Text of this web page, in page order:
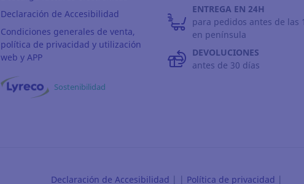
Declaración de Accesibilidad
Condiciones generales de venta,
política de privacidad y utilización
web y APP
Sostenibilidad
ENTREGA EN 24H
para pedidos antes de las
en península
DEVOLUCIONES
antes de 30 días
Declaración de Accesibilidad | | Política de privacidad |